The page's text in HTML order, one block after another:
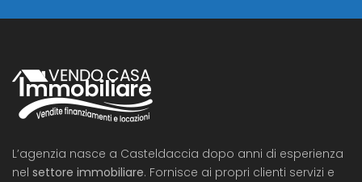
L’agenzia nasce a Casteldaccia dopo anni di esperienza
nel settore immobiliare. Fornisce ai propri clienti servizi e